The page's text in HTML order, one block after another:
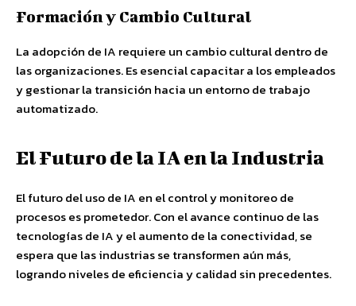
Formación y Cambio Cultural
La adopción de IA requiere un cambio cultural dentro de
las organizaciones. Es esencial capacitar a los empleados
y gestionar la transición hacia un entorno de trabajo
automatizado.
El Futuro de la IA en la Industria
El futuro del uso de IA en el control y monitoreo de
procesos es prometedor. Con el avance continuo de las
tecnologías de IA y el aumento de la conectividad, se
espera que las industrias se transformen aún más,
logrando niveles de eficiencia y calidad sin precedentes.